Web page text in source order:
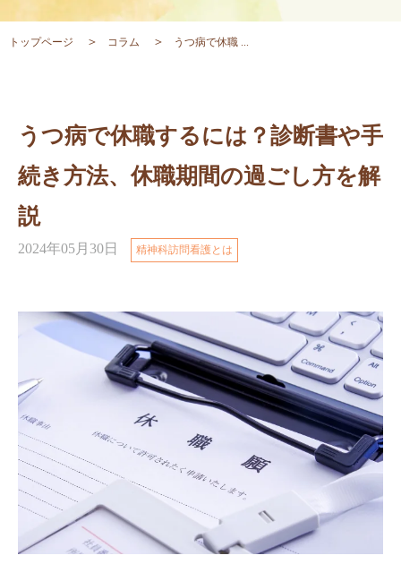
トップページ コラム うつ病で休職 ...
うつ病で休職するには？診断書や手
続き方法、休職期間の過ごし方を解
説
2024年05月30日 精神科訪問看護とは